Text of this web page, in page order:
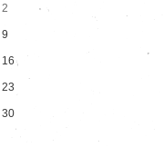
2
9
16
23
30